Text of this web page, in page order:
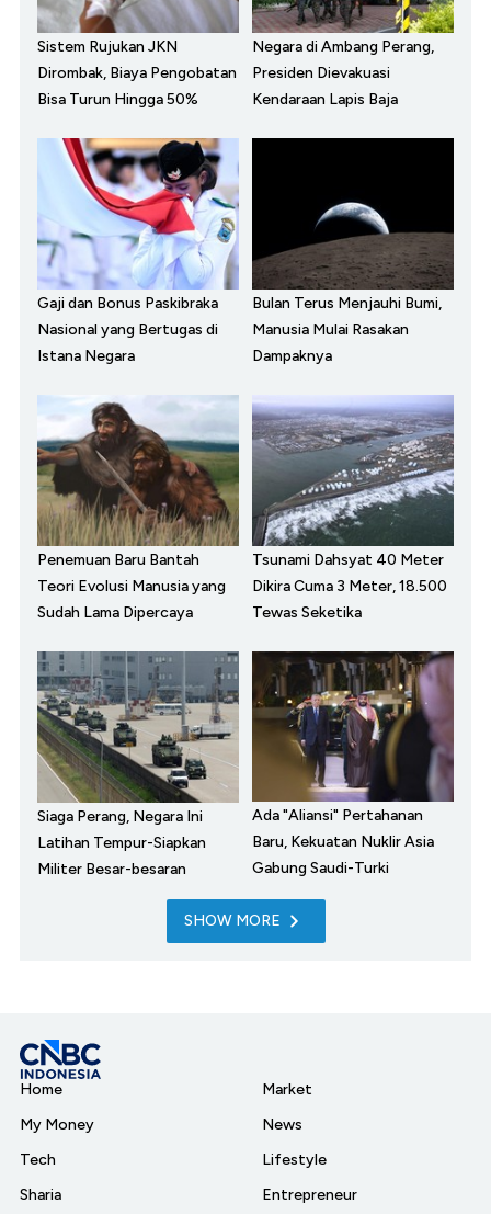
Sistem Rujukan JKN
Dirombak, Biaya Pengobatan
Bisa Turun Hingga 50%
Negara di Ambang Perang,
Presiden Dievakuasi
Kendaraan Lapis Baja
Gaji dan Bonus Paskibraka
Nasional yang Bertugas di
Istana Negara
Bulan Terus Menjauhi Bumi,
Manusia Mulai Rasakan
Dampaknya
Penemuan Baru Bantah
Teori Evolusi Manusia yang
Sudah Lama Dipercaya
Tsunami Dahsyat 40 Meter
Dikira Cuma 3 Meter, 18.500
Tewas Seketika
Siaga Perang, Negara Ini
Latihan Tempur-Siapkan
Militer Besar-besaran
Ada "Aliansi" Pertahanan
Baru, Kekuatan Nuklir Asia
Gabung Saudi-Turki
SHOW MORE
Home
My Money
Tech
Sharia
Market
News
Lifestyle
Entrepreneur